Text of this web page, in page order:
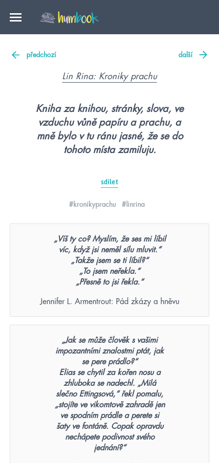
předchozí další
Lin Rina: Kroniky prachu
Kniha za knihou, stránky, slova, ve
vzduchu vůně papíru a prachu, a
mně bylo v tu ránu jasné, že se do
tohoto místa zamiluju.
sdílet
#kronikyprachu #linrina
„Víš ty co? Myslím, že ses mi líbil
víc, když jsi neměl sílu mluvit.“
„Takže jsem se ti líbil?“
„To jsem neřekla.“
„Přesně to jsi řekla.“
Jennifer L. Armentrout: Pád zkázy a hněvu
„Jak se může člověk s vašimi
impozantními znalostmi ptát, jak
se pere prádlo?“
Elias se chytil za kořen nosu a
zhluboka se nadechl. „Milá
slečno Ettingsová,“ řekl pomalu,
„stojíte ve vikomtově zahradě jen
ve spodním prádle a perete si
šaty ve fontáně. Copak opravdu
nechápete podivnost svého
jednání?“